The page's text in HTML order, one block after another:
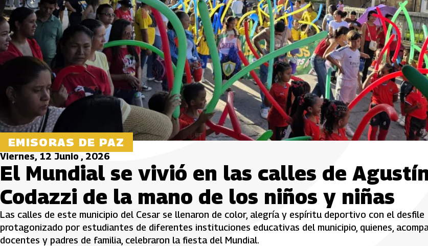
EMISORAS DE PAZ
Viernes, 12 Junio , 2026
El Mundial se vivió en las calles de
Codazzi de la mano de los niños y niñas
Las calles de este municipio del Cesar se llenaron de color, alegría y espíritu deportivo con el desfile
protagonizado por estudiantes de diferentes instituciones educativas del municipio, quienes,
docentes y padres de familia, celebraron la fiesta del Mundial.